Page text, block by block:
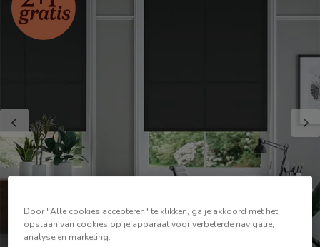
Door "Alle cookies accepteren" te klikken, ga je akkoord met het
opslaan van cookies op je apparaat voor verbeterde navigatie,
analyse en marketing.